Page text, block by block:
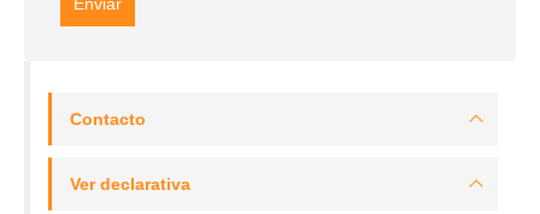
Contacto
Ver declarativa